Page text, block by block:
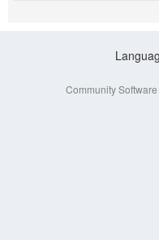
Community